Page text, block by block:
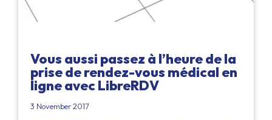
Vous aussi passez à l’heure de la
prise de rendez-vous médical en
ligne avec LibreRDV
3 November 2017